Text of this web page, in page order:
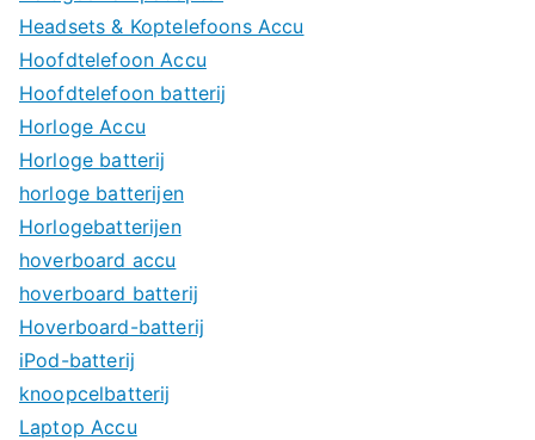
Headsets & Koptelefoons Accu
Hoofdtelefoon Accu
Hoofdtelefoon batterij
Horloge Accu
Horloge batterij
horloge batterijen
Horlogebatterijen
hoverboard accu
hoverboard batterij
Hoverboard-batterij
iPod-batterij
knoopcelbatterij
Laptop Accu